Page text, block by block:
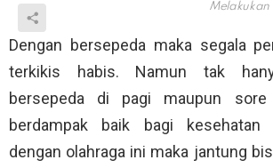
Dengan bersepeda maka segala
terkikis habis. Namun tak
bersepeda di pagi maupun
berdampak baik bagi kesehatan
dengan olahraga ini maka jantung